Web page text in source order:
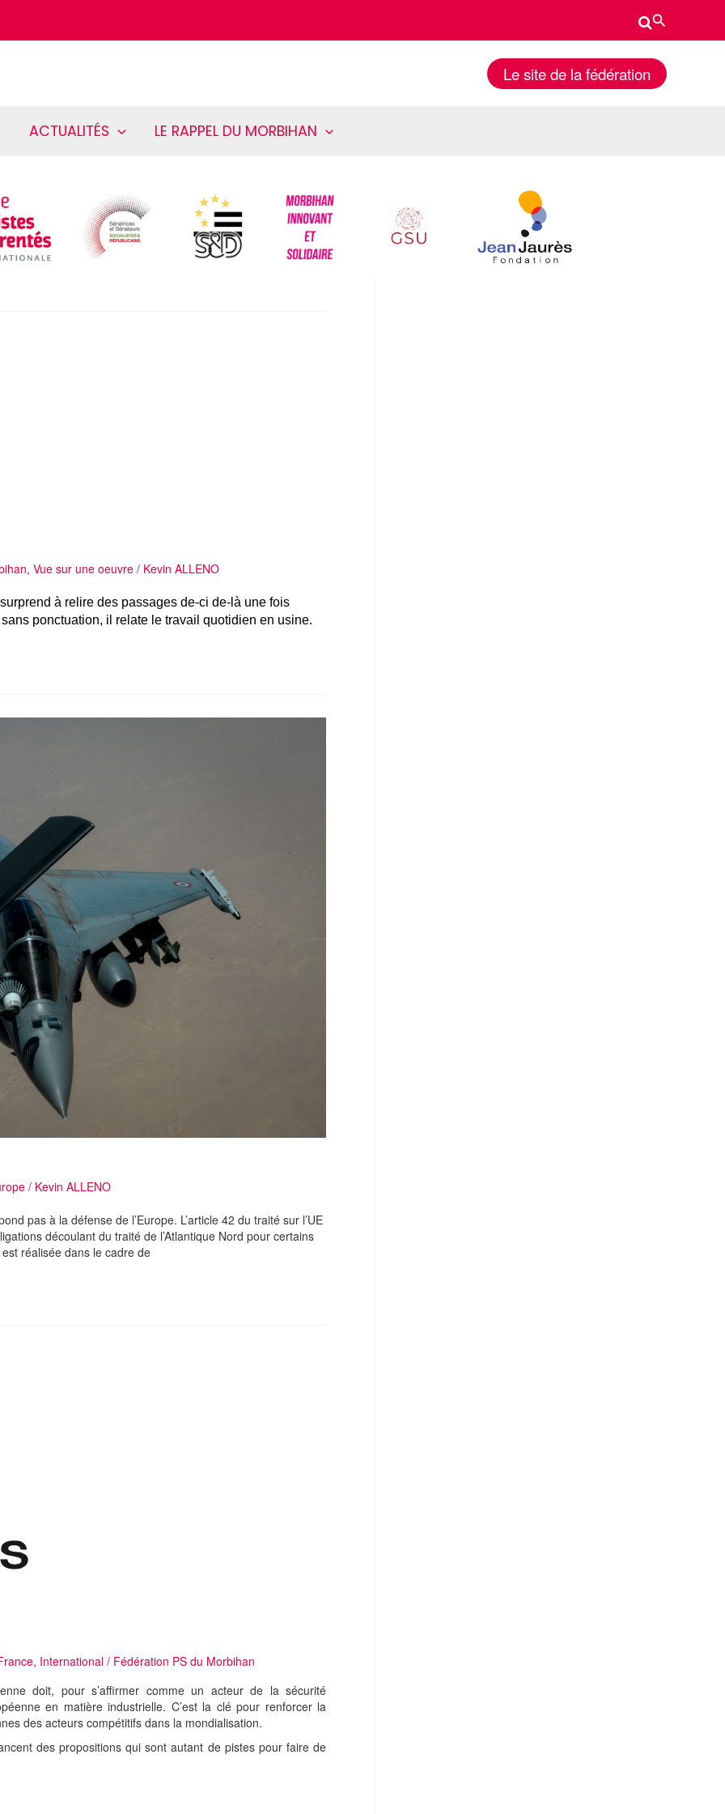
Rechercher
Le site de la fédération
ACTUALITÉS LE RAPPEL DU MORBIHAN
, Vue sur une oeuvre / Kevin ALLENO
à relire des passages de-ci de-là une fois
ponctuation, il relate le travail quotidien en usine.
/ Kevin ALLENO
pas à la défense de l’Europe. L’article 42 du traité sur l’UE
découlant du traité de l’Atlantique Nord pour certains
réalisée dans le cadre de
, International / Fédération PS du Morbihan
doit, pour s’affirmer comme un acteur de la sécurité
en matière industrielle. C’est la clé pour renforcer la
des acteurs compétitifs dans la mondialisation.
des propositions qui sont autant de pistes pour faire de